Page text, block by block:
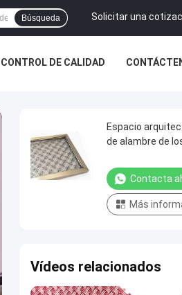
Solicitar una
Búsqueda
CONTROL DE CALIDAD
Espacio
de alambre de
Contacta
Más
Vídeos relacionados